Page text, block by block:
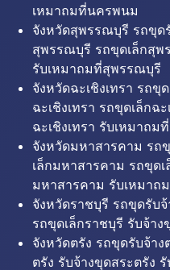
เหมาถมที่นครพนม
จังหวัดสุพรรณบุรี รถขุด
สุพรรณบุรี รถขุดเล็กสุ
รับเหมาถมที่สุพรรณบุรี
จังหวัดฉะเชิงเทรา รถขุ
ฉะเชิงเทรา รถขุดเล็กฉ
ฉะเชิงเทรา รับเหมาถม
จังหวัดมหาสารคาม รถ
เล็กมหาสารคาม รถขุด
มหาสารคาม รับเหมาถ
จังหวัดราชบุรี รถขุดรับ
รถขุดเล็กราชบุรี รับจ้า
จังหวัดตรัง รถขุดรับจ้าง
ตรัง รับจ้างขุดสระตรัง